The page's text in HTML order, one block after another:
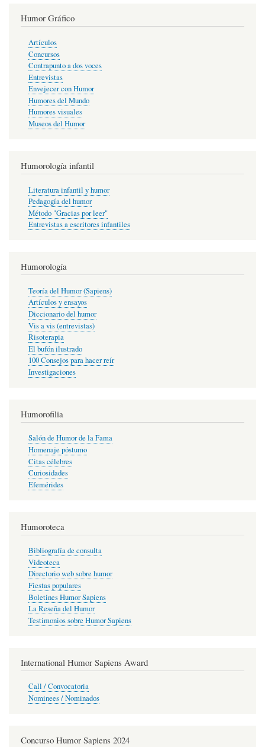
Humor Gráfico
Artículos
Concursos
Contrapunto a dos voces
Entrevistas
Envejecer con Humor
Humores del Mundo
Humores visuales
Museos del Humor
Humorología infantil
Literatura infantil y humor
Pedagogía del humor
Método "Gracias por leer"
Entrevistas a escritores infantiles
Humorología
Teoría del Humor (Sapiens)
Artículos y ensayos
Diccionario del humor
Vis a vis (entrevistas)
Risoterapia
El bufón ilustrado
100 Consejos para hacer reír
Investigaciones
Humorofilia
Salón de Humor de la Fama
Homenaje póstumo
Citas célebres
Curiosidades
Efemérides
Humoroteca
Bibliografía de consulta
Videoteca
Directorio web sobre humor
Fiestas populares
Boletines Humor Sapiens
La Reseña del Humor
Testimonios sobre Humor Sapiens
International Humor Sapiens Award
Call / Convocatoria
Nominees / Nominados
Concurso Humor Sapiens 2024